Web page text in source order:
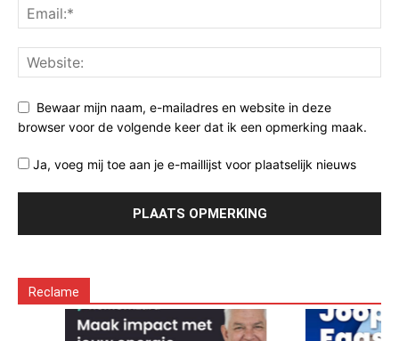
Bewaar mijn naam, e-mailadres en website in deze
browser voor de volgende keer dat ik een opmerking maak.
Ja, voeg mij toe aan je e-maillijst voor plaatselijk nieuws
Reclame